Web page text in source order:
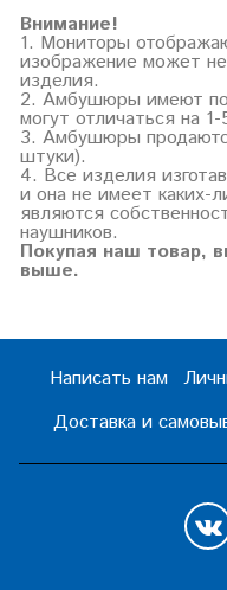
Внимание!
1. Мониторы
изображение может
изделия.
2. Амбушюры имеют
могут отличаться на
3. Амбушюры
штуки).
4. Все изделия
и она не имеет каких-
являются
наушников.
Покупая наш товар,
выше.
Написать нам
Доставка и